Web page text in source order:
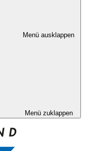
Menü ausklappen
Menü zuklappen